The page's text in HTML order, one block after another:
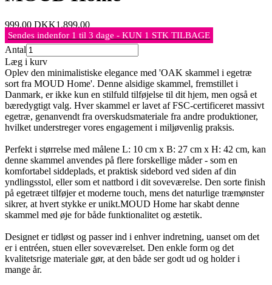
999,00 DKK1.899,00
Sendes indenfor 1 til 3 dage - KUN 1 STK TILBAGE
Antal
Læg i kurv
Oplev den minimalistiske elegance med 'OAK skammel i egetræ
sort fra MOUD Home'. Denne alsidige skammel, fremstillet i
Danmark, er ikke kun en stilfuld tilføjelse til dit hjem, men også et
bæredygtigt valg. Hver skammel er lavet af FSC-certificeret massivt
egetræ, genanvendt fra overskudsmateriale fra andre produktioner,
hvilket understreger vores engagement i miljøvenlig praksis.
Perfekt i størrelse med målene L: 10 cm x B: 27 cm x H: 42 cm, kan
denne skammel anvendes på flere forskellige måder - som en
komfortabel siddeplads, et praktisk sidebord ved siden af din
yndlingsstol, eller som et nattbord i dit soveværelse. Den sorte finish
på egetræet tilføjer et moderne touch, mens det naturlige træmønster
sikrer, at hvert stykke er unikt.MOUD Home har skabt denne
skammel med øje for både funktionalitet og æstetik.
Designet er tidløst og passer ind i enhver indretning, uanset om det
er i entréen, stuen eller soveværelset. Den enkle form og det
kvalitetsrige materiale gør, at den både ser godt ud og holder i
mange år.